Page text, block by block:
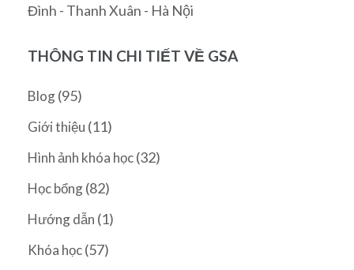
Đình - Thanh Xuân - Hà Nội
THÔNG TIN CHI TIẾT VỀ GSA
Blog(95)
Giới thiệu (11)
Hình ảnh khóa học(32)
Học bổng(82)
Hướng dẫn (1)
Khóa học(57)